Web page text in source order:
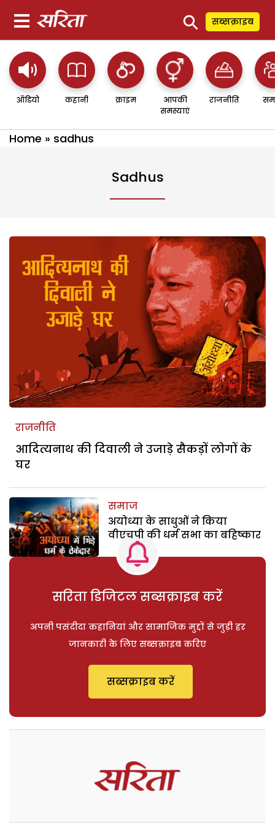
⚲ सब्सक्राइब
ऑडियो कहानी क्राइम
आपकी
समस्याएं
राजनीति
Home » sadhus
Sadhus
राजनीति
आदित्यनाथ की दिवाली ने उजाड़े सैकड़ों लोगों के
घर
समाज
अयोध्या के साधुओं ने किया
वीएचपी की धर्म सभा का बहिष्कार
सरिता डिजिटल सब्सक्राइब करें
अपनी पसंदीदा कहानियां और सामाजिक मुद्दों से जुड़ी हर
जानकारी के लिए सब्सक्राइब करिए
सब्सक्राइब करें